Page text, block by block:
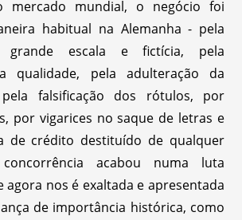
mercado mundial, o negócio foi
habitual na Alemanha - pela
grande escala e fictícia, pela
qualidade, pela adulteração da
pela falsificação dos rótulos, por
por vigarices no saque de letras e
de crédito destituído de qualquer
acabou numa luta
agora nos é exaltada e apresentada
de importância histórica, como